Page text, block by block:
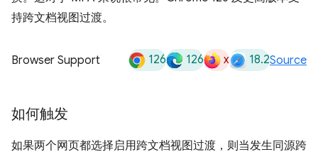
持跨文档视图过渡。
Browser Support 126 126 x 18.2Source
如何触发
如果两个网页都选择启用跨文档视图过渡，则当发生同源跨